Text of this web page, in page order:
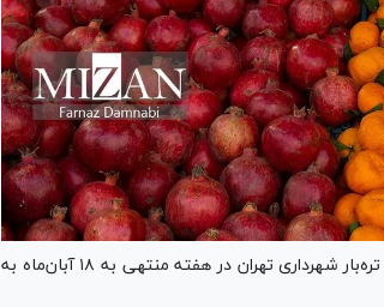
میوه ۵۲ درصد ارزان‌تر از سطح شهر در میادین و بازار‌های میوه و تره‌بار شهرداری تهران در هفته منتهی به ۱۸ آبان‌ماه به